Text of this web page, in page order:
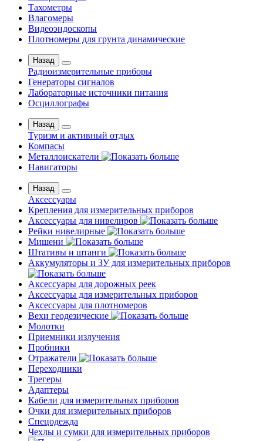
Тахометры
Влагомеры
Видеоэндоскопы
Плотномеры для грунта динамические
Назад
Радиоизмерительные приборы
Генераторы сигналов
Лабораторные источники питания
Осциллографы
Назад
Туризм и активный отдых
Компасы
Металлоискатели
Навигаторы
Назад
Аксессуары
Крепления для измерительных приборов
Аксессуары для нивелиров
Рейки нивелирные
Мишени
Штативы и штанги
Аккумуляторы и ЗУ для измерительных приборов
Аксессуары для дорожных реек
Аксессуары для измерительных приборов
Аксессуары для плотномеров
Вехи геодезические
Молотки
Приемники излучения
Пробники
Отражатели
Переходники
Трегеры
Адаптеры
Кабели для измерительных приборов
Очки для измерительных приборов
Спецодежда
Чехлы и сумки для измерительных приборов